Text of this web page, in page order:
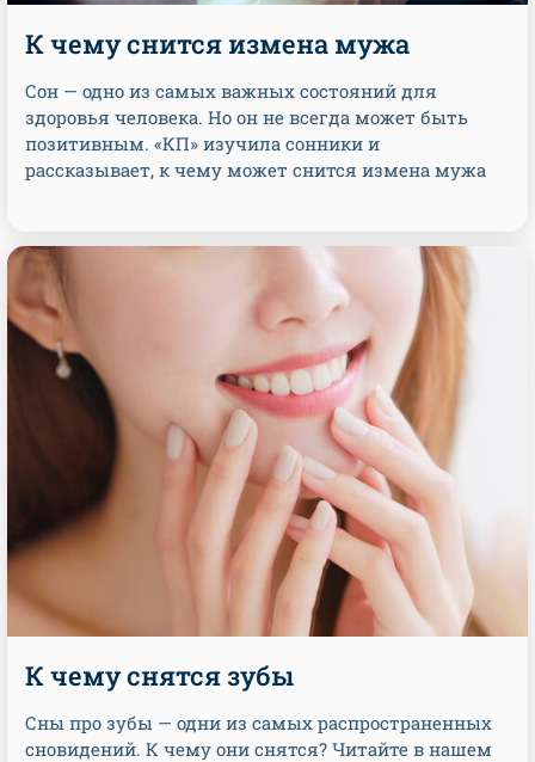
К чему снится измена мужа
Сон — одно из самых важных состояний для
здоровья человека. Но он не всегда может быть
позитивным. «КП» изучила сонники и
рассказывает, к чему может снится измена мужа
К чему снятся зубы
Сны про зубы — одни из самых распространенных
сновидений. К чему они снятся? Читайте в нашем